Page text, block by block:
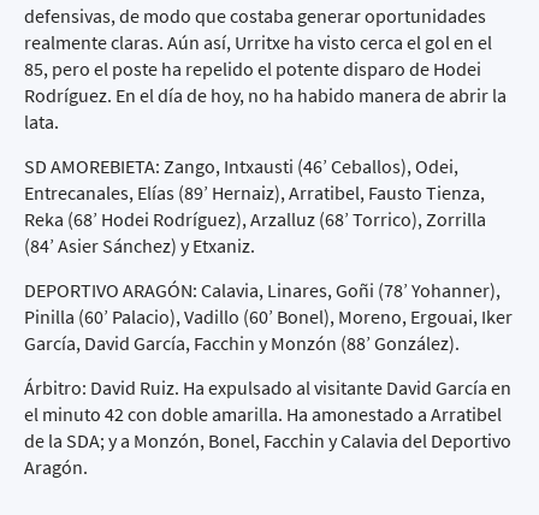
defensivas, de modo que costaba generar oportunidades
realmente claras. Aún así, Urritxe ha visto cerca el gol en el
85, pero el poste ha repelido el potente disparo de Hodei
Rodríguez. En el día de hoy, no ha habido manera de abrir la
lata.
SD AMOREBIETA: Zango, Intxausti (46’ Ceballos), Odei,
Entrecanales, Elías (89’ Hernaiz), Arratibel, Fausto Tienza,
Reka (68’ Hodei Rodríguez), Arzalluz (68’ Torrico), Zorrilla
(84’ Asier Sánchez) y Etxaniz.
DEPORTIVO ARAGÓN: Calavia, Linares, Goñi (78’ Yohanner),
Pinilla (60’ Palacio), Vadillo (60’ Bonel), Moreno, Ergouai, Iker
García, David García, Facchin y Monzón (88’ González).
Árbitro: David Ruiz. Ha expulsado al visitante David García en
el minuto 42 con doble amarilla. Ha amonestado a Arratibel
de la SDA; y a Monzón, Bonel, Facchin y Calavia del Deportivo
Aragón.